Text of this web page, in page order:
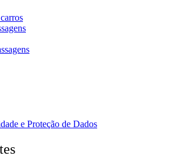
e Proteção de Dados